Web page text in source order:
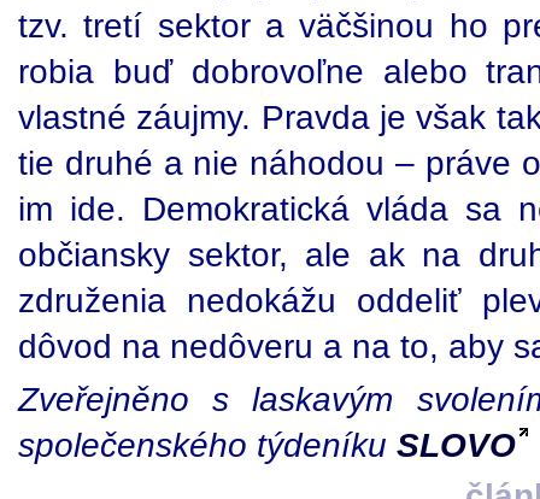
tzv. tretí sektor a väčšinou ho
robia buď dobrovoľne alebo
vlastné záujmy. Pravda je však
tie druhé a nie náhodou – práve
im ide. Demokratická vláda sa
občiansky sektor, ale ak na
združenia nedokážu oddeliť
dôvod na nedôveru a na to, aby
Zveřejněno s laskavým
společenského týdeníku SLOVO